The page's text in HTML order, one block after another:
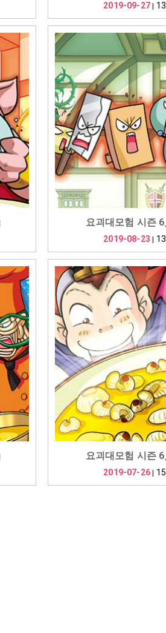
2019-09-27|
요괴대모험 시즌
2019-08-23
요괴대모험 시즌
2019-07-26|